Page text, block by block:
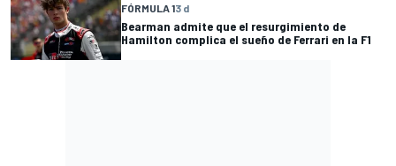
FÓRMULA 13 d
Bearman admite que el resurgimiento de
Hamilton complica el sueño de Ferrari en la F1